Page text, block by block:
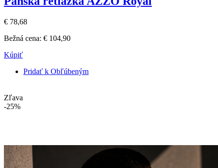
€ 78,68
Bežná cena: € 104,90
Kúpiť
Pridať k Obľúbeným
Zľava
-25%